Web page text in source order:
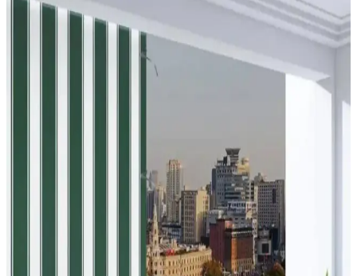
İki Frapan Home 4 katlı plastik raf ünitesi karşılaştırmasıyla
malzeme, montaj ve kullanım alanlarını keşfedin. Dayanıklılık ve
pratiklik açısından detaylı bilgiler içerir.
Balkon Perdesi Karşılaştırması: Dayanıklılık,
mekan kullanımı için uygun olup, farklı özellikler ve avantajlar
Balkon Sehpa Modelleri: Güncel Bilgi Eksikliği ve
Detaylı İnceleme Gerekliliği
Balkon sehpa modelleri hakkında mevcut bilgiler yetersiz. Ürün
detayları ve modeller için uzman kaynakların incelenmesi gerekiyor.
Mevcut veriler kapsamlı analiz için yeterli değil.